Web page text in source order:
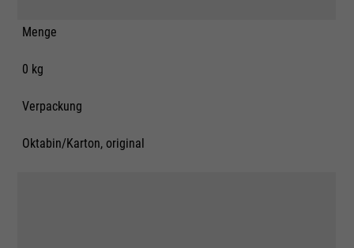
Menge
0 kg
Verpackung
Oktabin/Karton, original